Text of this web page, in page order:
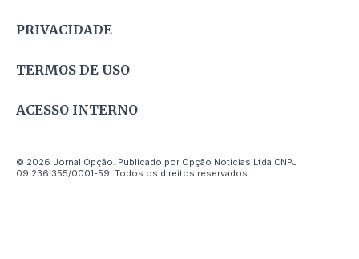
PRIVACIDADE
TERMOS DE USO
ACESSO INTERNO
© 2026 Jornal Opção. Publicado por Opção Notícias Ltda CNPJ
09.236.355/0001-59. Todos os direitos reservados.